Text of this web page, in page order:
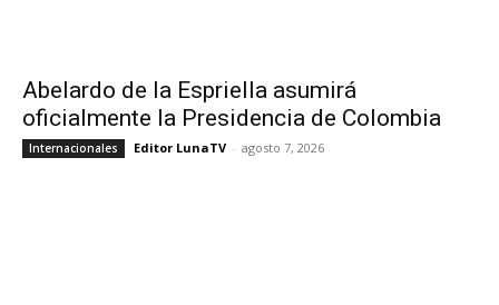
Abelardo de la Espriella asumirá
oficialmente la Presidencia de Colombia
Internacionales Editor LunaTV - agosto 7, 2026